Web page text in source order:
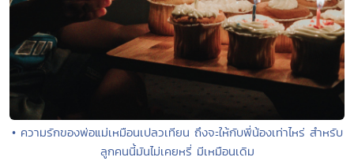
• ความรักของพ่อแม่เหมือนเปลวเทียน ถึงจะให้กับพี่น้องเท่าไหร่ สำหรับ
ลูกคนนี้มันไม่เคยหรี่ มีเหมือนเดิม